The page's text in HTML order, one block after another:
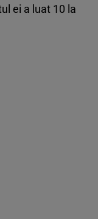
ei a luat 10 la